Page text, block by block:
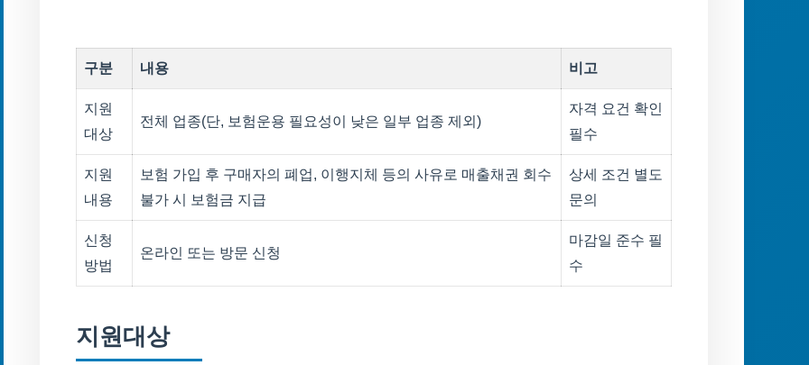
구분 내용 비고
지원
대상
전체 업종(단, 보험운용 필요성이 낮은 일부 업종 제외)
자격 요건 확인
필수
지원
내용
보험 가입 후 구매자의 폐업, 이행지체 등의 사유로 매출채권 회수
불가 시 보험금 지급
상세 조건 별도
문의
신청
방법
온라인 또는 방문 신청
마감일 준수 필
수
지원대상